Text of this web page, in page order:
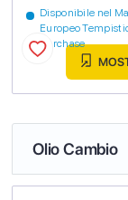
Disponibile nel
Europeo
purchase
Olio Cambio